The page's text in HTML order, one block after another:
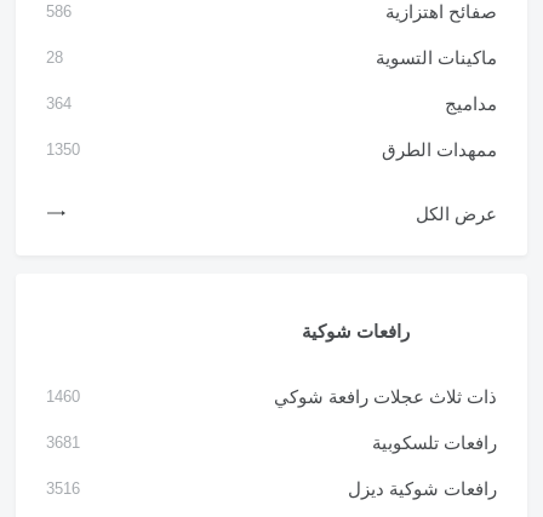
صفائح اهتزازية 586
ماكينات التسوية 28
مداميج 364
ممهدات الطرق 1350
عرض الكل
رافعات شوكية
ذات ثلاث عجلات رافعة شوكي 1460
رافعات تلسكوبية 3681
رافعات شوكية ديزل 3516